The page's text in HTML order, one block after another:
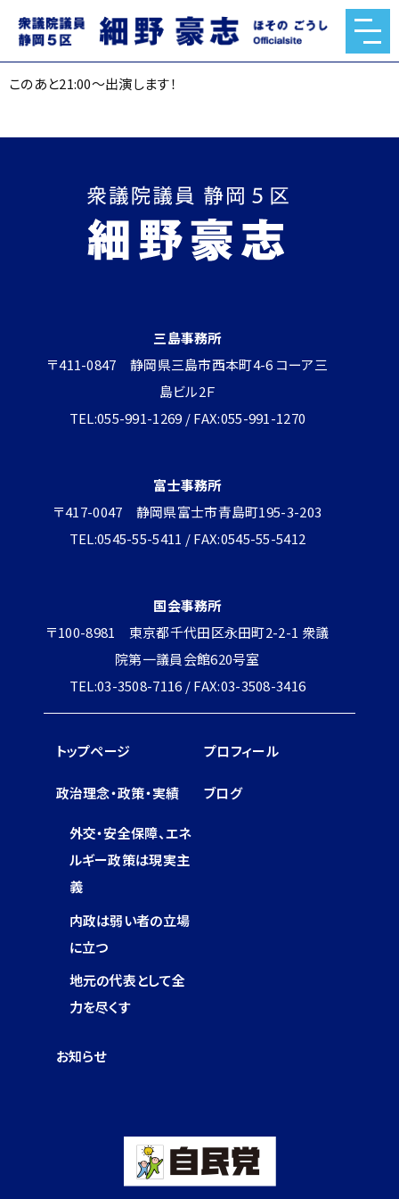
このあと21:00〜出演します！
2026.04.01
このあと21:00〜出演します！
三島事務所
〒411-0847 静岡県三島市西本町4-6 コーア三
島ビル2Ｆ
TEL:055-991-1269 / FAX:055-991-1270
富士事務所
〒417-0047 静岡県富士市青島町195-3-203
TEL:0545-55-5411 / FAX:0545-55-5412
国会事務所
〒100-8981 東京都千代田区永田町2-2-1 衆議
院第一議員会館620号室
TEL:03-3508-7116 / FAX:03-3508-3416
トップページ プロフィール
政治理念・政策・実績
外交・安全保障、エネ
ルギー政策は現実主
義
内政は弱い者の立場
に立つ
地元の代表として全
力を尽くす
ブログ
お知らせ